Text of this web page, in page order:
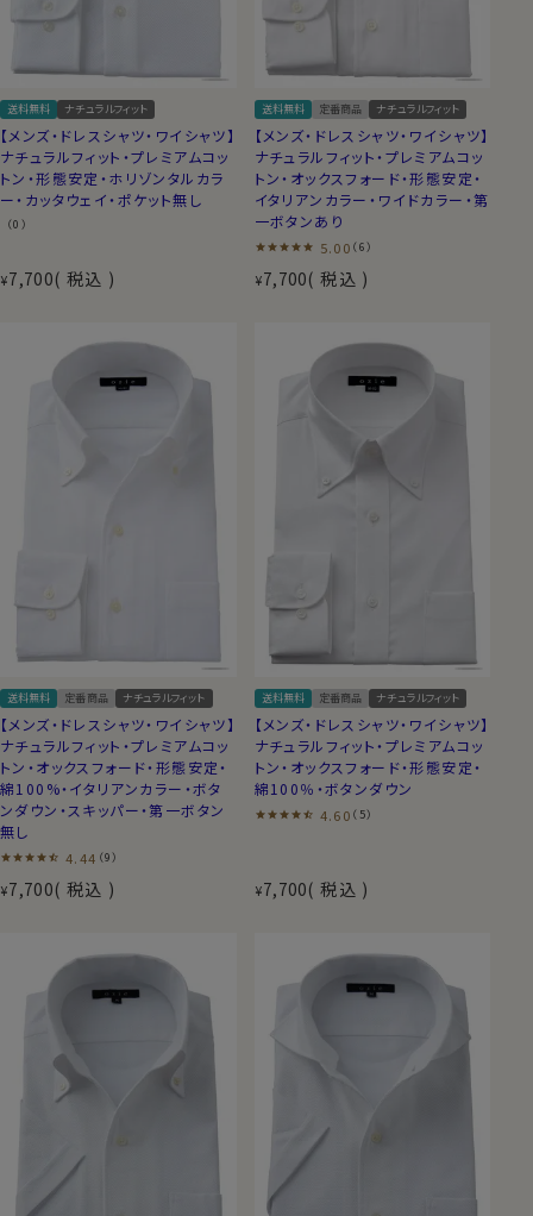
送料無料 ナチュラルフィット
【メンズ・ドレスシャツ・ワイシャツ】
ナチュラルフィット・プレミアムコッ
トン・形態安定・ホリゾンタルカラ
ー・カッタウェイ・ポケット無し
（0）
¥7,700 税込
送料無料 定番商品 ナチュラルフィット
【メンズ・ドレスシャツ・ワイシャツ】
ナチュラルフィット・プレミアムコッ
トン・オックスフォード・形態安定・
イタリアンカラー・ワイドカラー・第
一ボタンあり
5.00 （6）
¥7,700 税込
送料無料 定番商品 ナチュラルフィット
【メンズ・ドレスシャツ・ワイシャツ】
ナチュラルフィット・プレミアムコッ
トン・オックスフォード・形態安定・
綿100%・イタリアンカラー・ボタ
ンダウン・スキッパー・第一ボタン
無し
4.44 （9）
¥7,700 税込
送料無料 定番商品 ナチュラルフィット
【メンズ・ドレスシャツ・ワイシャツ】
ナチュラルフィット・プレミアムコッ
トン・オックスフォード・形態安定・
綿100％・ボタンダウン
4.60 （5）
¥7,700 税込